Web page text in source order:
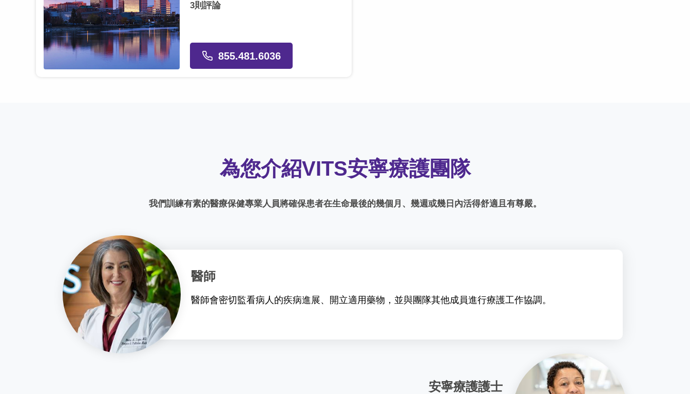
3則評論
855.481.6036
為您介紹VITS安寧療護團隊
我們訓練有素的醫療保健專業人員將確保患者在生命最後的幾個月、幾週或幾日內活得舒適且有尊嚴。
醫師
醫師會密切監看病人的疾病進展、開立適用藥物，並與團隊其他成員進行療護工作協調。
安寧療護護士